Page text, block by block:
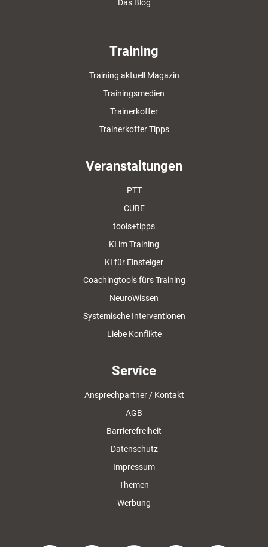
Das Blog
Training
Training aktuell Magazin
Trainingsmedien
Trainerkoffer
Trainerkoffer Tipps
Veranstaltungen
PTT
CUBE
tools+tipps
KI im Training
KI für Einsteiger
Coachingtools fürs Training
NeuroWissen
Systemische Interventionen
Liebe Konflikte
Service
Ansprechpartner / Kontakt
AGB
Barrierefreiheit
Datenschutz
Impressum
Themen
Werbung